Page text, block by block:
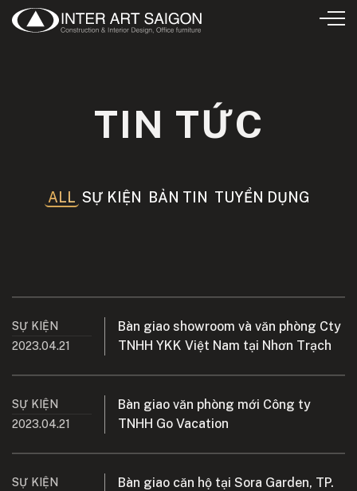
TIN TỨC
ALL SỰ KIỆN BẢN TIN TUYỂN DỤNG
SỰ KIỆN
2023.04.21
Bàn giao showroom và văn phòng Cty
TNHH YKK Việt Nam tại Nhơn Trạch
SỰ KIỆN
2023.04.21
Bàn giao văn phòng mới Công ty
TNHH Go Vacation
SỰ KIỆN
Bàn giao căn hộ tại Sora Garden, TP.